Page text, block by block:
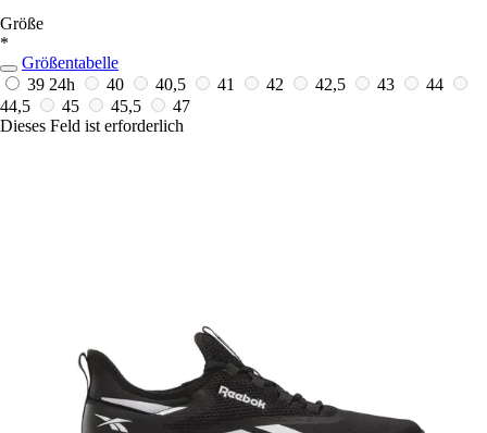
Größe
*
Größentabelle
39 24h 40 40,5 41 42 42,5 43
44
44,5
45 45,5
47
Dieses Feld ist erforderlich